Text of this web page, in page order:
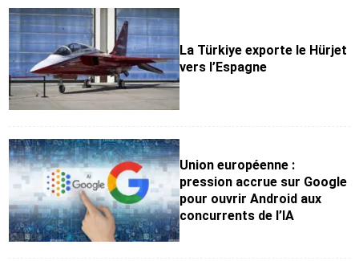
La Türkiye exporte le Hürjet
vers l’Espagne
Union européenne :
pression accrue sur Google
pour ouvrir Android aux
concurrents de l’IA